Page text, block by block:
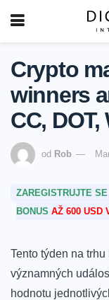
Crypto
winners
CC, DOT,
od Rob
ZAREGISTRUJTE
BONUS AŽ 600 USD
Tento týden na
významných
hodnotu